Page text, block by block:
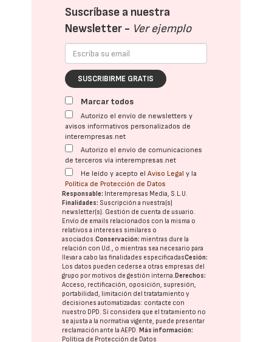
Suscríbase a nuestra
Newsletter - Ver ejemplo
SUSCRIBIRME GRATIS
Marcar todos
Autorizo el envío de newsletters y
avisos informativos personalizados de
interempresas.net
Autorizo el envío de comunicaciones
de terceros vía interempresas.net
He leído y acepto elAviso Legal y la
Política de Protección de Datos
Responsable: Interempresas Media, S.L.U.
Finalidades: Suscripción a nuestra(s)
newsletter(s). Gestión de cuenta de usuario.
Envío de emails relacionados con la misma o
relativos a intereses similares o
asociados.Conservación: mientras dure la
relación con Ud., o mientras sea necesario para
llevar a cabo las finalidades especificadasCesión:
Los datos pueden cederse a otras empresas del
grupo por motivos de gestión interna. Derechos:
Acceso, rectificación, oposición, supresión,
portabilidad, limitación del tratatamiento y
decisiones automatizadas: contacte con
nuestro DPD. Si considera que el tratamiento no
se ajusta a la normativa vigente, puede presentar
reclamación ante laAEPD. Más información:
Política de Protección de Datos